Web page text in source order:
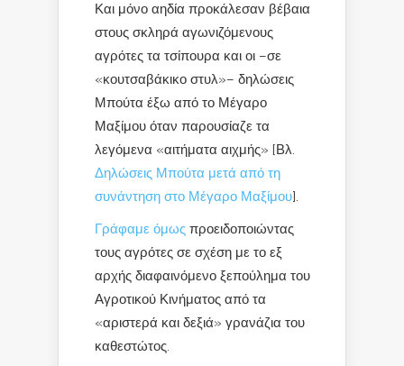
Και μόνο αηδία προκάλεσαν βέβαια
στους σκληρά αγωνιζόμενους
αγρότες τα τσίπουρα και οι –σε
«κουτσαβάκικο στυλ»– δηλώσεις
Μπούτα έξω από το Μέγαρο
Μαξίμου όταν παρουσίαζε τα
λεγόμενα «αιτήματα αιχμής» [Βλ.
Δηλώσεις Μπούτα μετά από τη
συνάντηση στο Μέγαρο Μαξίμου].
Γράφαμε όμως προειδοποιώντας
τους αγρότες σε σχέση με το εξ
αρχής διαφαινόμενο ξεπούλημα του
Αγροτικού Κινήματος από τα
«αριστερά και δεξιά» γρανάζια του
καθεστώτος.